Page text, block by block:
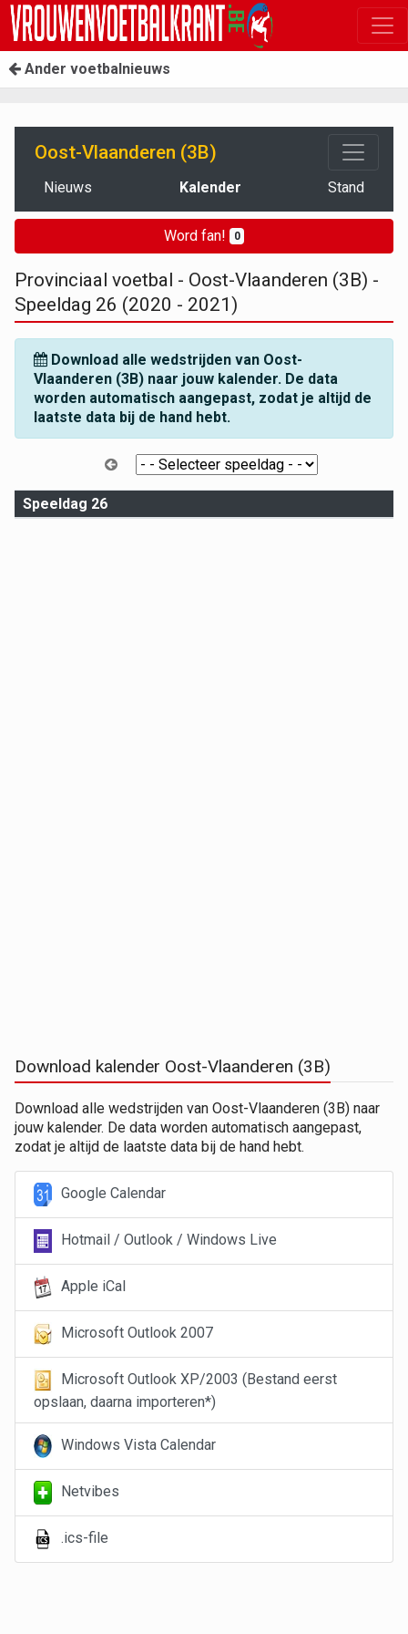
Ander voetbalnieuws
Oost-Vlaanderen (3B)
Nieuws Kalender Stand
Word fan! 0
Provinciaal voetbal - Oost-Vlaanderen (3B) -
Speeldag 26 (2020 - 2021)
Download alle wedstrijden van Oost-
Vlaanderen (3B) naar jouw kalender. De data
worden automatisch aangepast, zodat je altijd de
laatste data bij de hand hebt.
Speeldag 26
Download kalender Oost-Vlaanderen (3B)
Download alle wedstrijden van Oost-Vlaanderen (3B) naar
jouw kalender. De data worden automatisch aangepast,
zodat je altijd de laatste data bij de hand hebt.
Google Calendar
Hotmail / Outlook / Windows Live
Apple iCal
Microsoft Outlook 2007
Microsoft Outlook XP/2003 (Bestand eerst
opslaan, daarna importeren*)
Windows Vista Calendar
Netvibes
.ics-file